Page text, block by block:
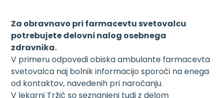
Za obravnavo pri farmacevtu svetovalcu
potrebujete delovni nalog osebnega
zdravnika.
V primeru odpovedi obiska ambulante farmacevta
svetovalca naj bolnik informacijo sporoči na enega
od kontaktov, navedenih pri naročanju.
V lekarni Tržič so seznanjeni tudi z delom